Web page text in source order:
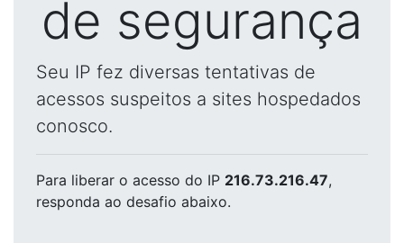
de segurança
Seu IP fez diversas tentativas de
acessos suspeitos a sites hospedados
conosco.
Para liberar o acesso do IP 216.73.216.47,
responda ao desafio abaixo.